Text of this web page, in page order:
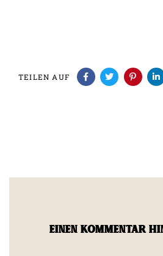
TEILEN AUF
EINEN KOMMENTAR